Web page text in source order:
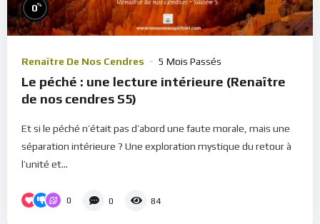
0%
Renaître De Nos Cendres 5 Mois Passés
Le péché : une lecture intérieure (Renaître
de nos cendres S5)
Et si le péché n’était pas d’abord une faute morale, mais une
séparation intérieure ? Une exploration mystique du retour à
l’unité et...
0 0 84